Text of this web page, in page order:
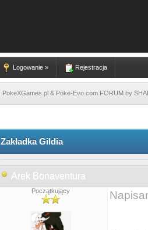
Logowanie » Rejestracja
PokeXGames.pl & Poke-Evo.com FORUM by
Zakładka Gildia
Arek Bonaventura
Początkujący